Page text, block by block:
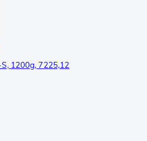
1200g, 7225,12